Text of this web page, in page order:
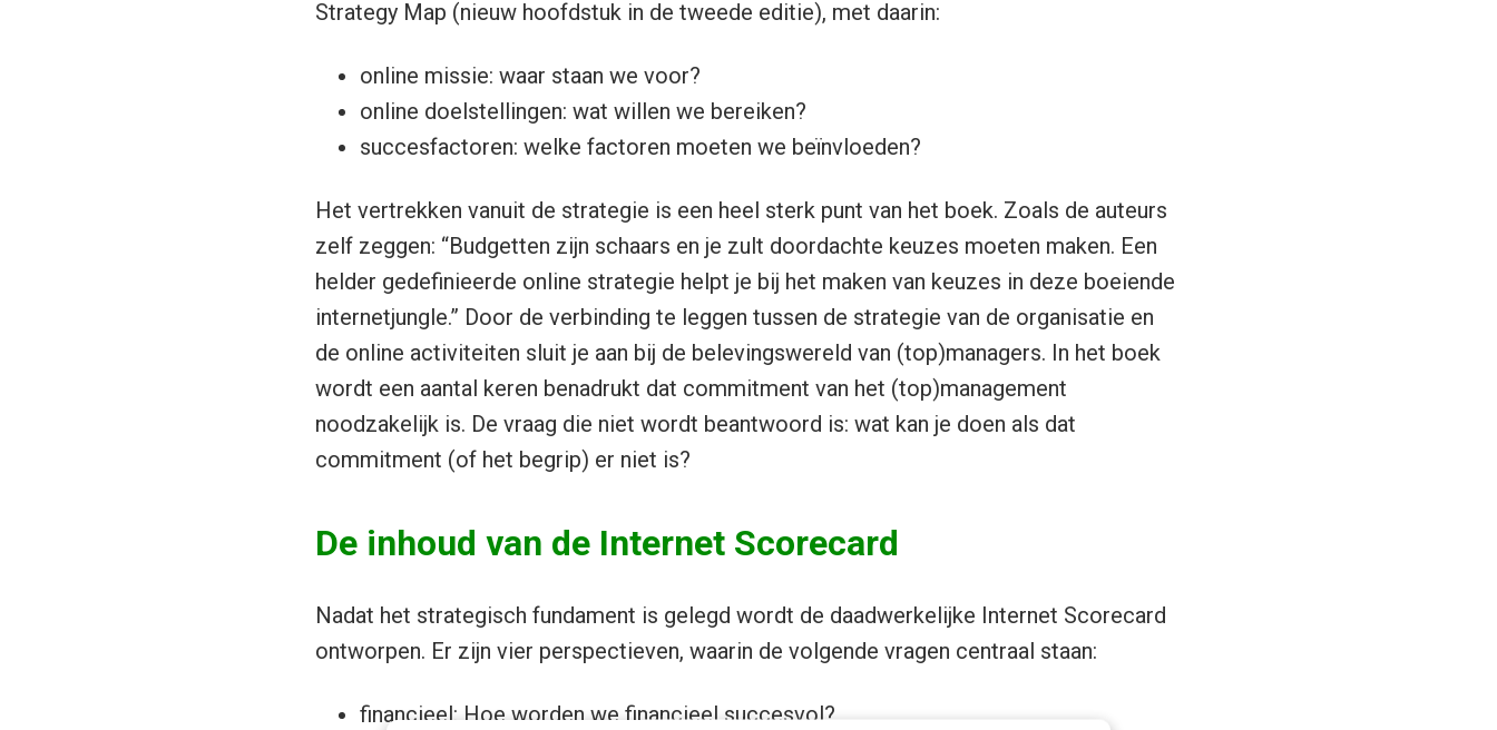
Strategy Map (nieuw hoofdstuk in de tweede editie), met daarin:
online missie: waar staan we voor?
online doelstellingen: wat willen we bereiken?
succesfactoren: welke factoren moeten we beïnvloeden?
Het vertrekken vanuit de strategie is een heel sterk punt van het boek. Zoals de auteurs
zelf zeggen: “Budgetten zijn schaars en je zult doordachte keuzes moeten maken. Een
helder gedefinieerde online strategie helpt je bij het maken van keuzes in deze boeiende
internetjungle.” Door de verbinding te leggen tussen de strategie van de organisatie en
de online activiteiten sluit je aan bij de belevingswereld van (top)managers. In het boek
wordt een aantal keren benadrukt dat commitment van het (top)management
noodzakelijk is. De vraag die niet wordt beantwoord is: wat kan je doen als dat
commitment (of het begrip) er niet is?
De inhoud van de Internet Scorecard
Nadat het strategisch fundament is gelegd wordt de daadwerkelijke Internet Scorecard
ontworpen. Er zijn vier perspectieven, waarin de volgende vragen centraal staan:
financieel: Hoe worden we financieel succesvol?